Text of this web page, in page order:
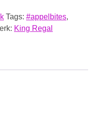
Tags: #appelbites,
King Regal